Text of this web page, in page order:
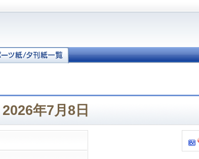
年7月8日